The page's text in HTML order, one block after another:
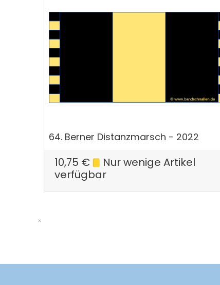
64. Berner Distanzmarsch - 2022
10,75 €
Nur wenige Artikel
verfügbar